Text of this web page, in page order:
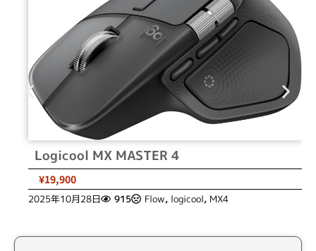
Logicool MX MASTER 4
¥19,900
2025年10月28日 915 Flow, logicool, MX4